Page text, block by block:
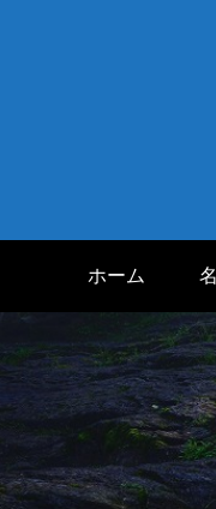
ホーム